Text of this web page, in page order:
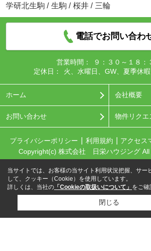
学研北生駒 / 生駒 / 桜井 / 三輪
電話でお問い合わ
営業時間：
９：３０～１８：
定休日：
火、水曜日、GW、夏季休
ホーム 会社概要
お問い合わせ 物件リクエ
プライバシーポリシー 利用規約 アクセス
Copyright(c) 株式会社 日栄ハウジング All
当サイトでは、お客様の当サイト利用状況把握、サー
して、クッキー（Cookie）を使用しています。
詳しくは、当社の 「Cookieの取扱いについて」 をご確
閉じる